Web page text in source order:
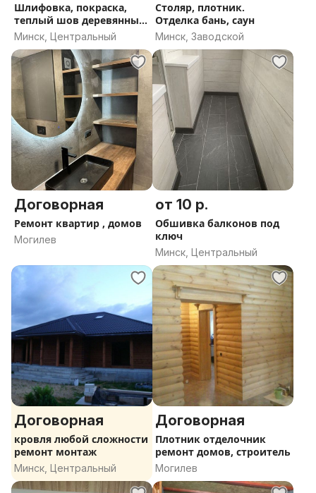
Шлифовка, покраска,
теплый шов деревянных
домов
Минск, Центральный
Столяр, плотник.
Отделка бань, саун
Минск, Заводской
Договорная
Ремонт квартир , домов
Могилев
от 10 р.
Обшивка балконов под
ключ
Минск, Центральный
Договорная
кровля любой сложности
ремонт монтаж
Минск, Центральный
Договорная
Плотник отделочник
ремонт домов, строитель
Могилев